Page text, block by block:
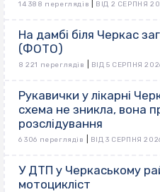
14 388 переглядів ВІД 2 СЕРПНЯ
На дамбі біля Черкас
(ФОТО)
8 221 переглядів ВІД 5 СЕРПНЯ
Рукавички у лікарні
схема не зникла, вона
розслідування
6 306 переглядів ВІД 3 СЕРПНЯ
У ДТП у Черкаському
мотоцикліст